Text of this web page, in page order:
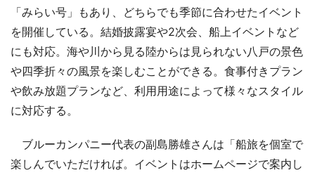
「みらい号」もあり、どちらでも季節に合わせたイベント
を開催している。結婚披露宴や2次会、船上イベントなど
にも対応。海や川から見る陸からは見られない八戸の景色
や四季折々の風景を楽しむことができる。食事付きプラン
や飲み放題プランなど、利用用途によって様々なスタイル
に対応する。
ブルーカンパニー代表の副島勝雄さんは「船旅を個室で
楽しんでいただければ。イベントはホームページで案内し